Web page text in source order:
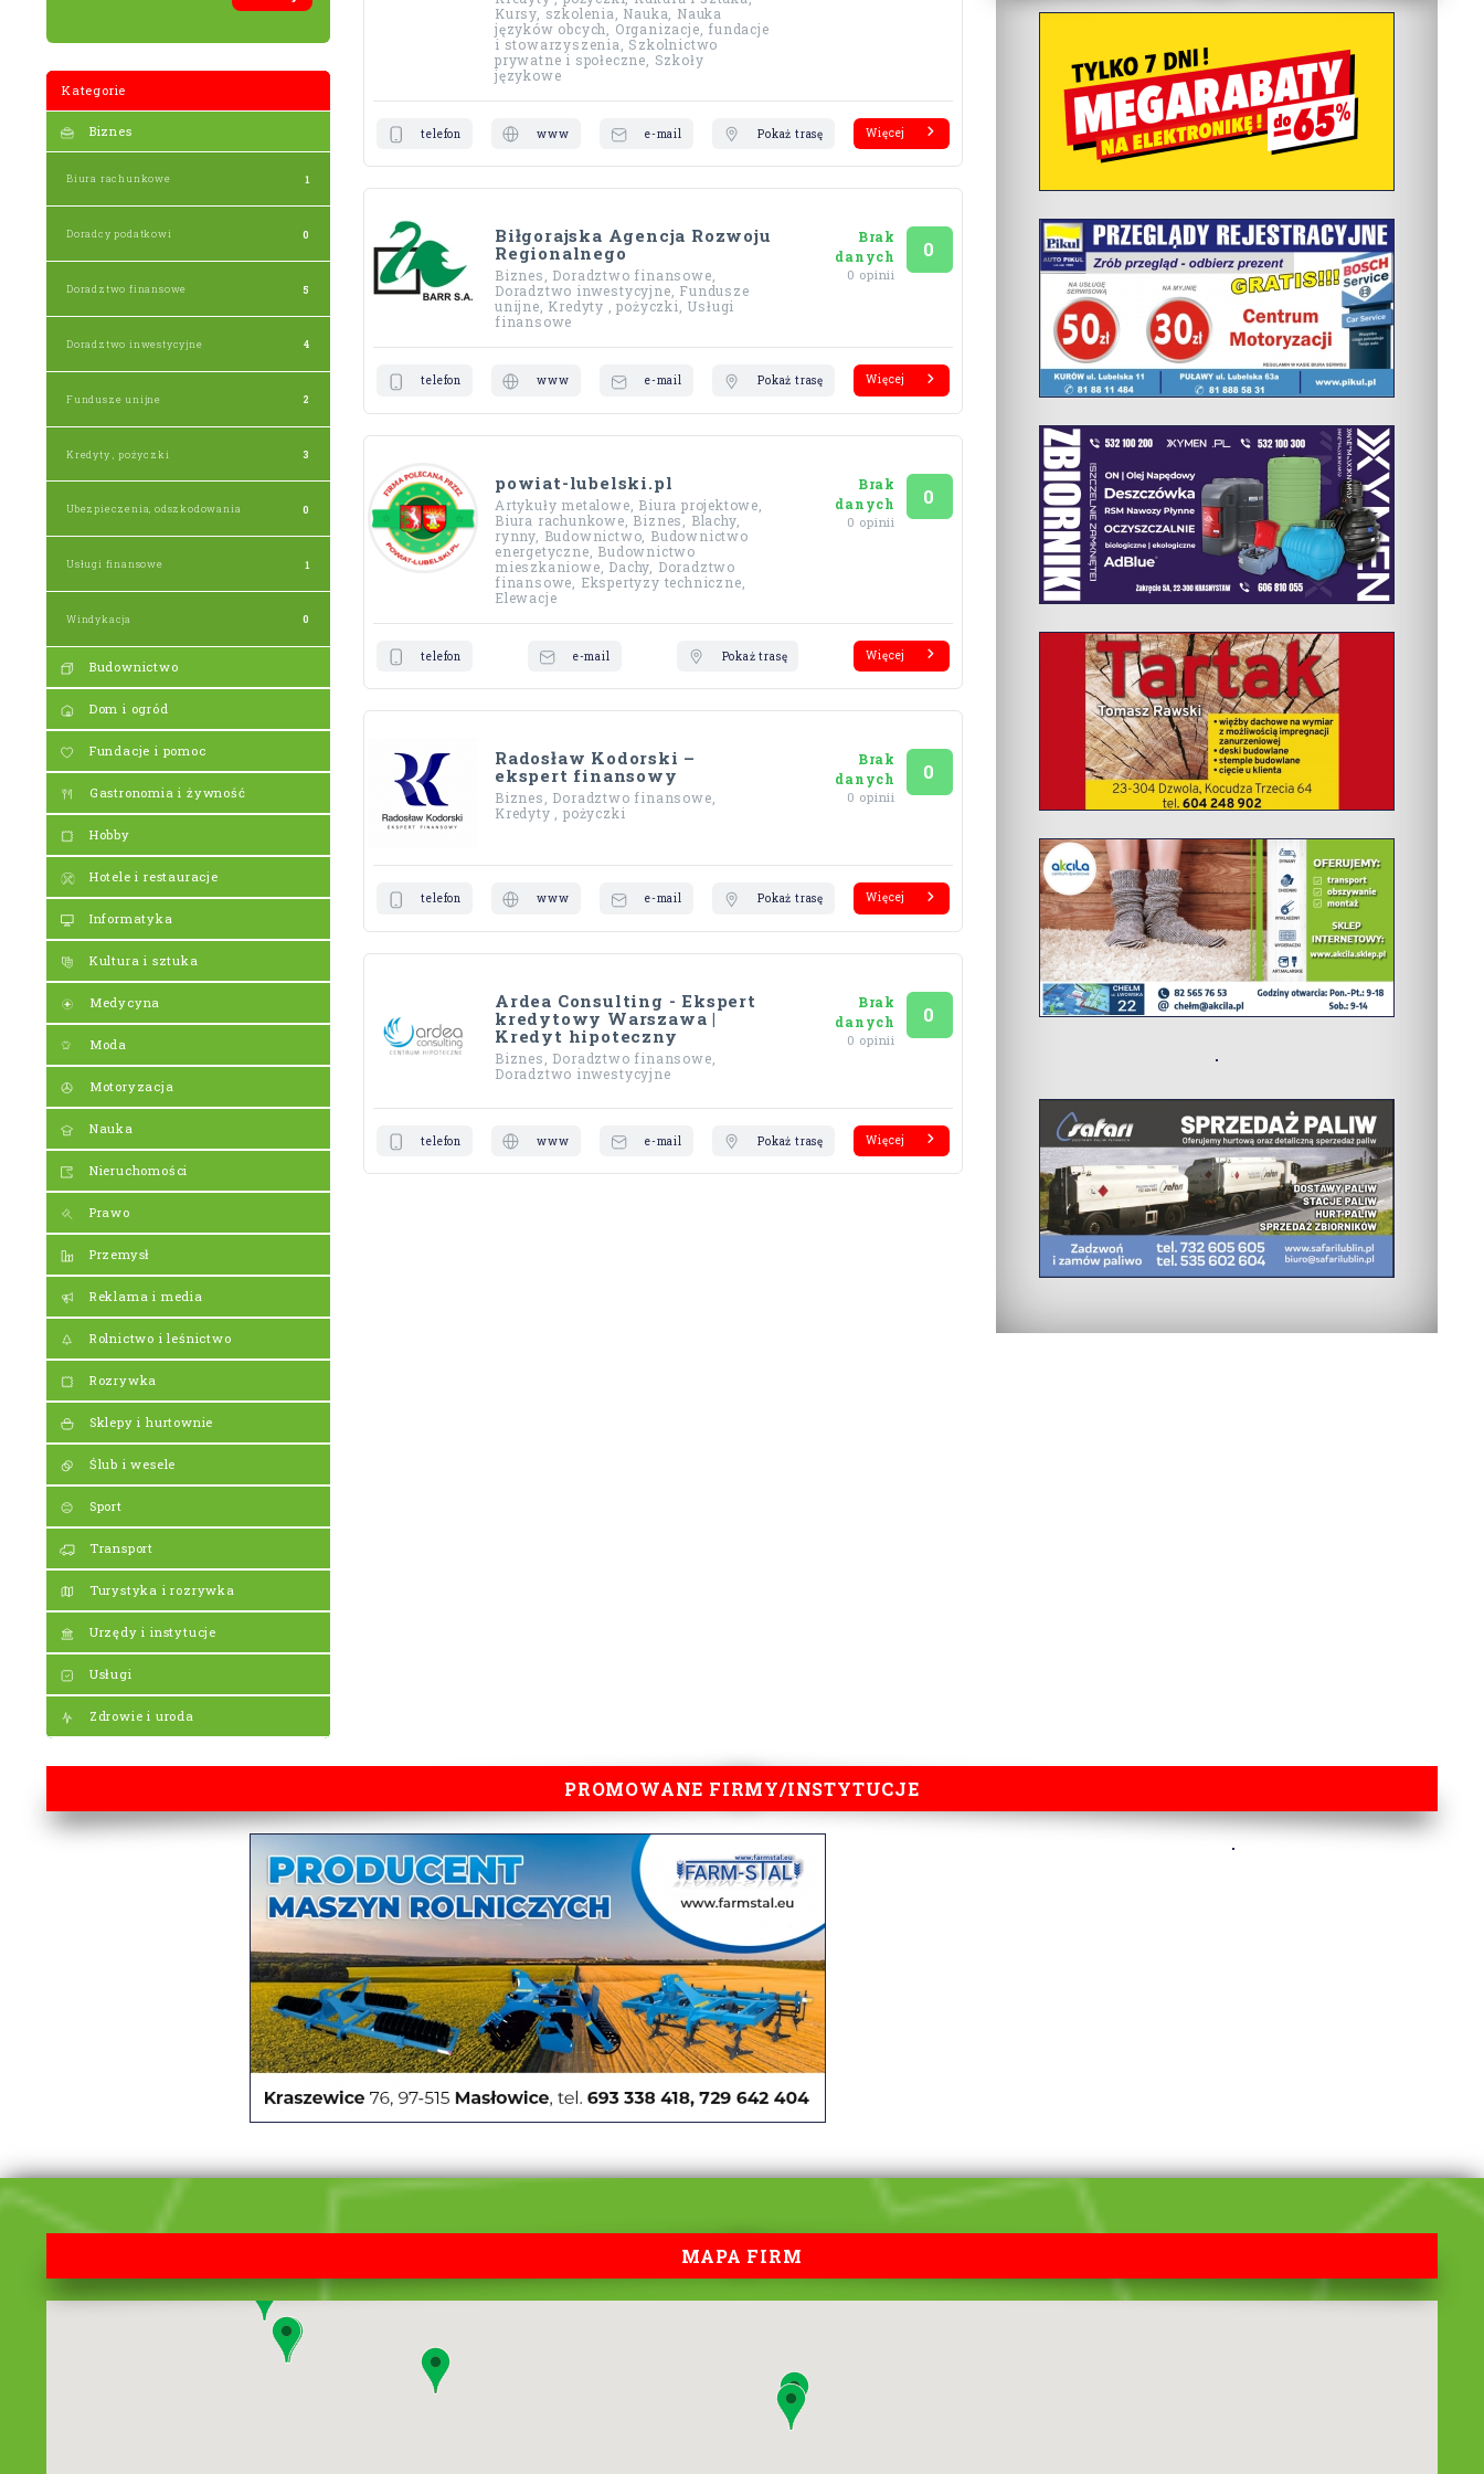
Kategorie
Biznes
Biura rachunkowe 1
Doradcy podatkowi 0
Doradztwo finansowe 5
Doradztwo inwestycyjne 4
Fundusze unijne 2
Kredyty , pożyczki 3
Ubezpieczenia, odszkodowania 0
Usługi finansowe 1
Windykacja 0
Budownictwo
Dom i ogród
Fundacje i pomoc
Gastronomia i żywność
Hobby
Hotele i restauracje
Informatyka
Kultura i sztuka
Medycyna
Moda
Motoryzacja
Nauka
Nieruchomości
Prawo
Przemysł
Reklama i media
Rolnictwo i leśnictwo
Rozrywka
Sklepy i hurtownie
Ślub i wesele
Sport
Transport
Turystyka i rozrywka
Urzędy i instytucje
Usługi
Zdrowie i uroda
Kursy, szkolenia, Nauka, Nauka
języków obcych, Organizacje, fundacje
i stowarzyszenia, Szkolnictwo
prywatne i społeczne, Szkoły
językowe
telefon www e-mail Pokaż trasę Więcej
Biłgorajska Agencja Rozwoju
Regionalnego
Biznes, Doradztwo finansowe,
Doradztwo inwestycyjne, Fundusze
unijne, Kredyty , pożyczki, Usługi
finansowe
Brak
danych
0 opinii
Ocena
0
telefon www e-mail Pokaż trasę Więcej
powiat-lubelski.pl
Artykuły metalowe, Biura projektowe,
Biura rachunkowe, Biznes, Blachy,
rynny, Budownictwo, Budownictwo
energetyczne, Budownictwo
mieszkaniowe, Dachy, Doradztwo
finansowe, Ekspertyzy techniczne,
Elewacje
Brak
danych
0 opinii
Ocena
0
telefon e-mail Pokaż trasę Więcej
Radosław Kodorski –
ekspert finansowy
Biznes, Doradztwo finansowe,
Kredyty , pożyczki
Brak
danych
0 opinii
Ocena
0
telefon www e-mail Pokaż trasę Więcej
Ardea Consulting - Ekspert
kredytowy Warszawa |
Kredyt hipoteczny
Biznes, Doradztwo finansowe,
Doradztwo inwestycyjne
Brak
danych
0 opinii
Ocena
0
telefon www e-mail Pokaż trasę Więcej
PROMOWANE FIRMY/INSTYTUCJE
MAPA FIRM